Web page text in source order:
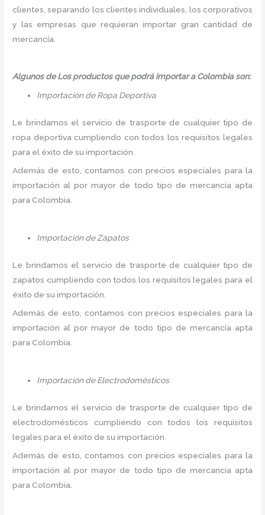
clientes, separando los clientes individuales, los corporativos
y las empresas que requieran importar gran cantidad de
mercancía.
Algunos de Los productos que podrá importar a Colombia son:
Importación de Ropa Deportiva
Le brindamos el servicio de trasporte de cualquier tipo de
ropa deportiva cumpliendo con todos los requisitos legales
para el éxito de su importación.
Además de esto, contamos con precios especiales para la
importación al por mayor de todo tipo de mercancía apta
para Colombia.
Importación de Zapatos
Le brindamos el servicio de trasporte de cualquier tipo de
zapatos cumpliendo con todos los requisitos legales para el
éxito de su importación.
Además de esto, contamos con precios especiales para la
importación al por mayor de todo tipo de mercancía apta
para Colombia.
Importación de Electrodomésticos
Le brindamos el servicio de trasporte de cualquier tipo de
electrodomésticos cumpliendo con todos los requisitos
legales para el éxito de su importación.
Además de esto, contamos con precios especiales para la
importación al por mayor de todo tipo de mercancía apta
para Colombia.